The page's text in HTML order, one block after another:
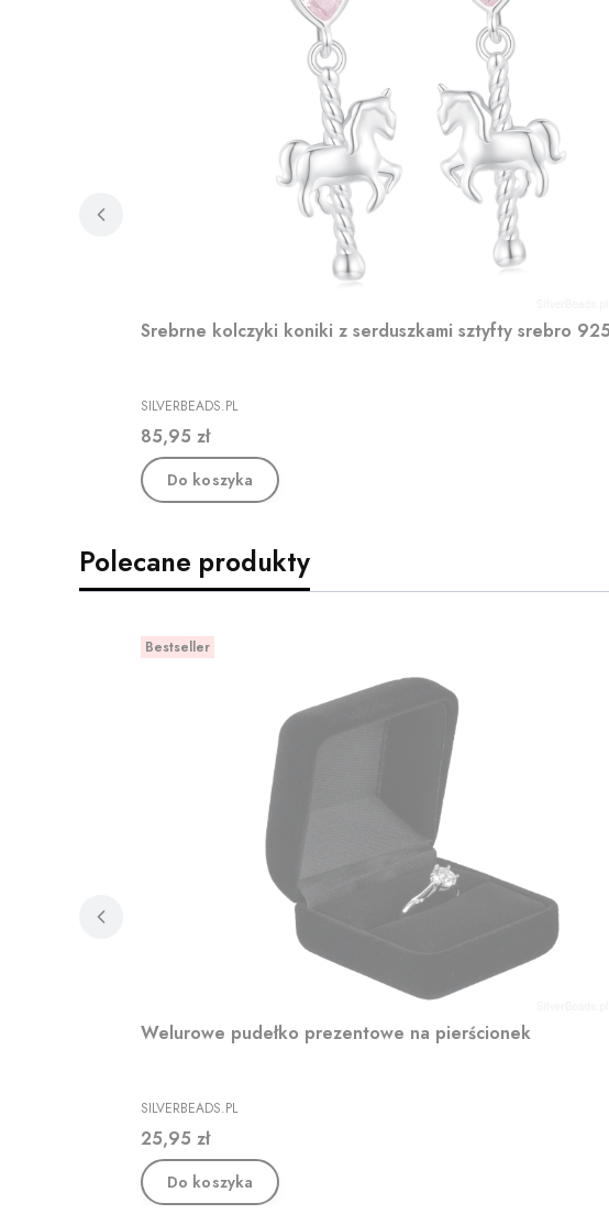
Srebrne kolczyki koniki z serduszkami sztyfty srebro 925
PRODUCENT
SILVERBEADS.PL
Cena
85,95 zł
Do koszyka
Polecane produkty
Bestseller
Welurowe pudełko prezentowe na pierścionek
PRODUCENT
SILVERBEADS.PL
Cena
25,95 zł
Do koszyka